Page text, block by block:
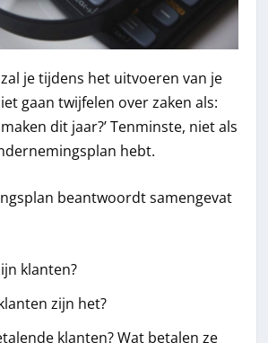
je tijdens het uitvoeren van je
gaan twijfelen over zaken als:
dit jaar?’ Tenminste, niet als
hebt.
beantwoordt samengevat
klanten?
zijn het?
klanten? Wat betalen ze